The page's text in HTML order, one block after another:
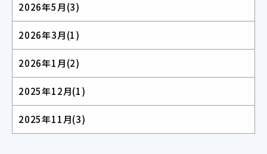
2026年5月(3)
2026年3月(1)
2026年1月(2)
2025年12月(1)
2025年11月(3)